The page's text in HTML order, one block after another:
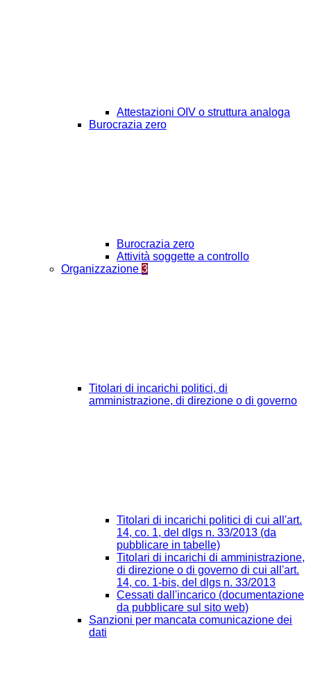
Attestazioni OIV o struttura analoga
Burocrazia zero
Burocrazia zero
Attività soggette a controllo
Organizzazione 3
Titolari di incarichi politici, di
amministrazione, di direzione o di governo
Titolari di incarichi politici di cui all'art.
14, co. 1, del dlgs n. 33/2013 (da
pubblicare in tabelle)
Titolari di incarichi di amministrazione,
di direzione o di governo di cui all'art.
14, co. 1-bis, del dlgs n. 33/2013
Cessati dall'incarico (documentazione
da pubblicare sul sito web)
Sanzioni per mancata comunicazione dei
dati